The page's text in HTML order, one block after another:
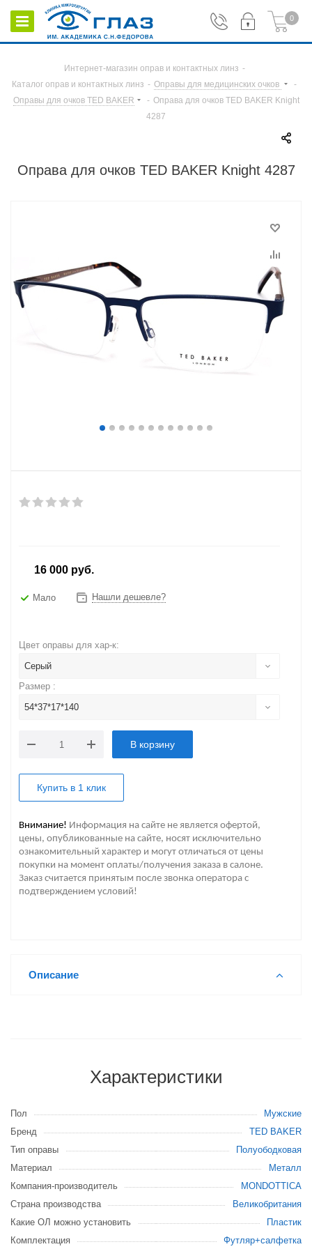
0
Интернет-магазин оправ и контактных линз -
Каталог оправ и контактных линз - Оправы для медицинских очков
-
Оправы для очков TED BAKER
- Оправа для очков TED BAKER Knight
4287
Оправа для очков TED BAKER Knight 4287
16 000 руб.
Мало Нашли дешевле?
Цвет оправы для хар-к:
Серый
Размер :
54*37*17*140
В корзину
Купить в 1 клик
Внимание! Информация на сайте не является офертой,
цены, опубликованные на сайте, носят исключительно
ознакомительный характер и могут отличаться от цены
покупки на момент оплаты/получения заказа в салоне.
Заказ считается принятым после звонка оператора с
подтверждением условий!
Описание
Характеристики
Пол
Мужские
Бренд
TED BAKER
Тип оправы
Полуободковая
Материал
Металл
Компания-производитель
MONDOTTICA
Страна производства
Великобритания
Какие ОЛ можно установить
Пластик
Комплектация
Футляр+салфетка